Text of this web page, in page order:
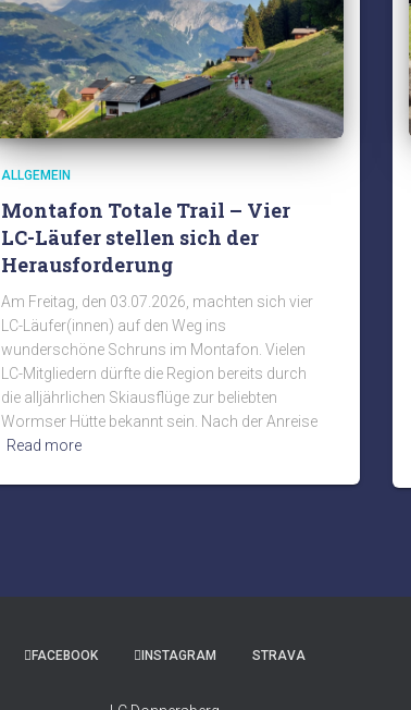
ALLGEMEIN
Montafon Totale Trail – Vier
LC-Läufer stellen sich der
Herausforderung
Am Freitag, den 03.07.2026, machten sich vier
LC-Läufer(innen) auf den Weg ins
wunderschöne Schruns im Montafon. Vielen
LC-Mitgliedern dürfte die Region bereits durch
die alljährlichen Skiausflüge zur beliebten
Wormser Hütte bekannt sein. Nach der Anreise
Read more
FACEBOOK INSTAGRAM STRAVA